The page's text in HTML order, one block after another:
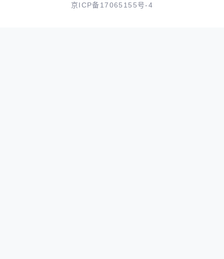
京ICP备17065155号-4